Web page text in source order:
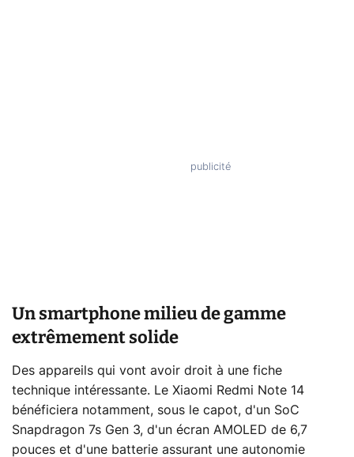
Un smartphone milieu de gamme
extrêmement solide
Des appareils qui vont avoir droit à une fiche
technique intéressante. Le Xiaomi Redmi Note 14
bénéficiera notamment, sous le capot, d'un SoC
Snapdragon 7s Gen 3, d'un écran AMOLED de 6,7
pouces et d'une batterie assurant une autonomie